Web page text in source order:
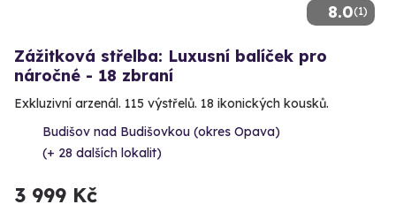
8.0(1)
Zážitková střelba: Luxusní balíček pro
náročné - 18 zbraní
Exkluzivní arzenál. 115 výstřelů. 18 ikonických kousků.
Budišov nad Budišovkou (okres Opava)
(+ 28 dalších lokalit)
3 999 Kč